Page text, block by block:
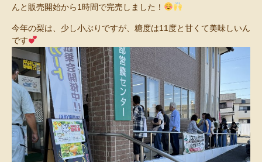
んと販売開始から1時間で完売しました！
今年の梨は、少し小ぶりですが、糖度は11度と甘くて美味しいん
です